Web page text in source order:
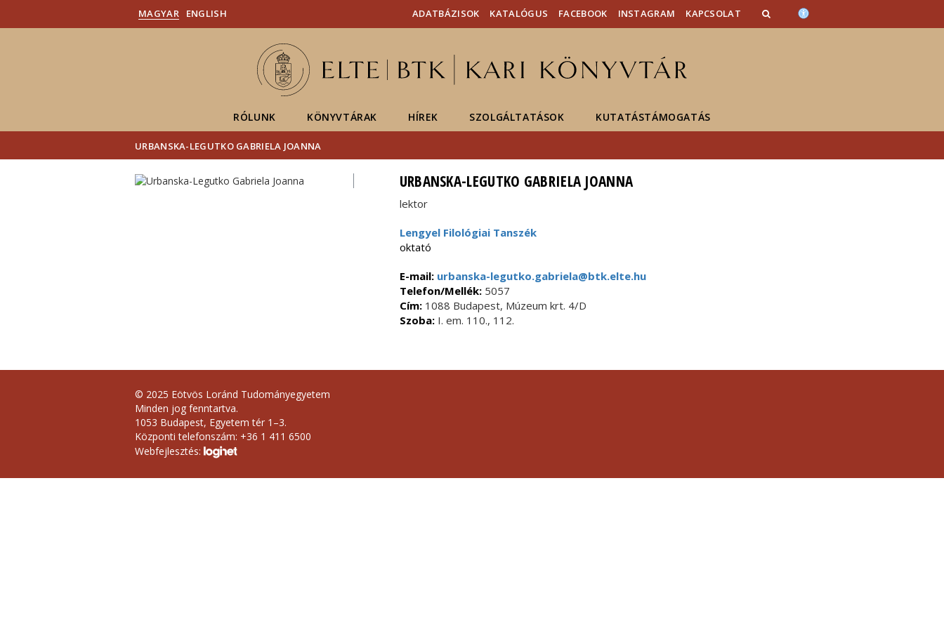
Hírek
Események
ELTE a
MAGYAR ENGLISH ADATBÁZISOK KATALÓGUS FACEBOOK INSTAGRAM KAPCSOLAT
RÓLUNK KÖNYVTÁRAK HÍREK SZOLGÁLTATÁSOK KUTATÁSTÁMOGATÁS
URBANSKA-LEGUTKO GABRIELA JOANNA
URBANSKA-LEGUTKO GABRIELA JOANNA
lektor
Lengyel Filológiai Tanszék
oktató
E-mail:urbanska-legutko.gabriela@btk.elte.hu
Telefon/Mellék:5057
Cím:1088 Budapest, Múzeum krt. 4/D
Szoba:I. em. 110., 112.
© 2025 Eötvös Loránd Tudományegyetem
Minden jog fenntartva.
1053 Budapest, Egyetem tér 1–3.
Központi telefonszám: +36 1 411 6500
Webfejlesztés: